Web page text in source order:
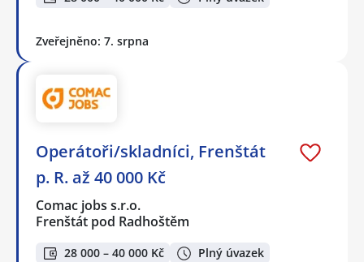
Zveřejněno: 7. srpna
Operátoři/skladníci, Frenštát
p. R. až 40 000 Kč
Comac jobs s.r.o.
Frenštát pod Radhoštěm
28 000 – 40 000 Kč Plný úvazek